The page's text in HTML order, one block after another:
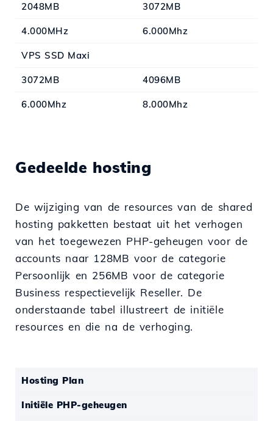
2048MB 3072MB
4.000MHz 6.000Mhz
VPS SSD Maxi
3072MB 4096MB
6.000Mhz 8.000Mhz
Gedeelde hosting
De wijziging van de resources van de shared
hosting pakketten bestaat uit het verhogen
van het toegewezen PHP-geheugen voor de
accounts naar 128MB voor de categorie
Persoonlijk en 256MB voor de categorie
Business respectievelijk Reseller. De
onderstaande tabel illustreert de initiële
resources en die na de verhoging.
Hosting Plan
Initiële PHP-geheugen